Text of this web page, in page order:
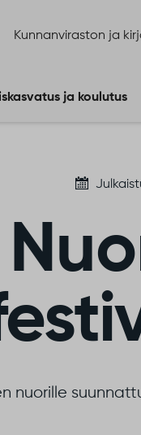
Kunnanviraston ja
ja koulutus
nuorille